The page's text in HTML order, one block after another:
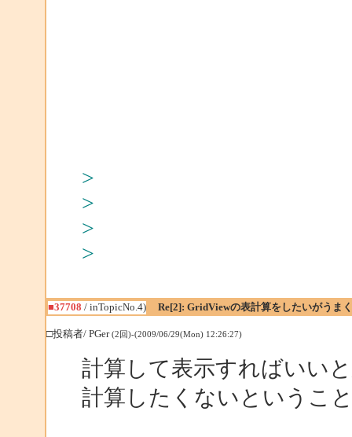
>
>
>
>
■37708 / inTopicNo.4) Re[2]: GridViewの表計算をしたいがうま
□投稿者/ PGer(2回)-(2009/06/29(Mon) 12:26:27)
計算して表示すればいい
計算したくないというこ